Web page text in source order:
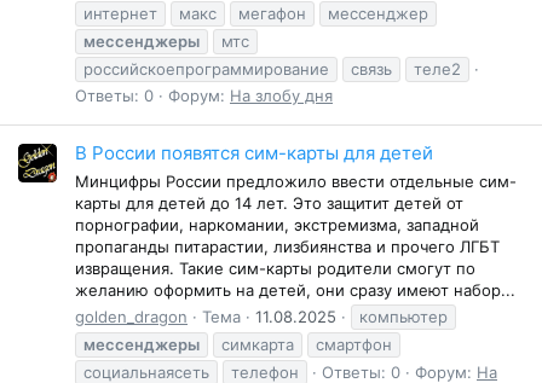
интернет
макс мегафон
мессенджер
мессенджеры
мтс
российскоепрограммирование
связь
теле2
Ответы: 0
Форум: На злобу дня
В России появятся сим-карты для детей
Минцифры России предложило ввести отдельные сим-
карты для детей до 14 лет. Это защитит детей от
порнографии, наркомании, экстремизма, западной
пропаганды питарастии, лизбиянства и прочего ЛГБТ
извращения. Такие сим-карты родители смогут по
желанию оформить на детей, они сразу имеют набор...
golden_dragon
Тема 11.08.2025
компьютер
мессенджеры
симкарта
смартфон
социальнаясеть
телефон Ответы: 0 Форум: На